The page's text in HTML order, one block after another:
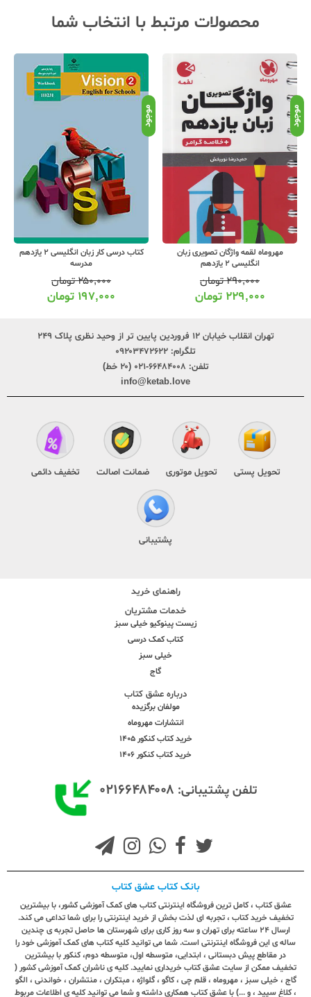
محصولات مرتبط با انتخاب شما
موجود
مهروماه لقمه واژگان تصویری زبان
انگلیسی 2 یازدهم
۲۹۰,۰۰۰تومان
۲۲۹,۰۰۰ تومان
موجود
کتاب درسی کار زبان انگلیسی 2 یازدهم
مدرسه
۲۵۰,۰۰۰تومان
۱۹۷,۰۰۰ تومان
تهران انقلاب خیابان ۱۲ فروردین پایین تر از وحید نظری پلاک ۲۴۹
تلگرام: ۰۹۲۰۳۴۷۲۶۲۲
تلفن: ۶۶۴۸۴۰۰۸-۰۲۱ (۲۰ خط)
info@ketab.love
تحویل پستی تحویل موتوری ضمانت اصالت تخفیف دائمی
پشتیبانی
راهنمای خرید
خدمات مشتریان
زیست پینوکیو خیلی سبز
کتاب کمک درسی
خیلی سبز
گاج
درباره عشق کتاب
مولفان برگزیده
انتشارات مهروماه
خرید کتاب کنکور 1405
خرید کتاب کنکور 1406
تلفن پشتیبانی: ۰۲۱۶۶۴۸۴۰۰۸
بانک کتاب عشق کتاب
عشق کتاب ، کامل ترین فروشگاه اینترنتی کتاب های کمک آموزشی کشور، با بیشترین
تخفیف خرید کتاب ، تجربه ای لذت بخش از خرید اینترنتی را برای شما تداعی می کند.
ارسال ٢٤ ساعته برای تهران و سه روز کاری برای شهرستان ها حاصل تجربه ی چندین
ساله ی این فروشگاه اینترنتی است. شما می توانید کلیه کتاب های کمک آموزشی خود را
در مقاطع پیش دبستانی ، ابتدایی، متوسطه اول، متوسطه دوم، کنکور با بیشترین
تخفیف ممکن از سایت عشق کتاب خریداری نمایید. کلیه ی ناشران کمک آموزشی کشور (
گاج ، خیلی سبز ، مهروماه ، قلم چی ، کاگو ، گلواژه ، مبتکران ، منتشران ، خواندنی ، الگو
، کلاغ سپید ، و ...) با عشق کتاب همکاری داشته و شما می توانید کلیه ی اطلاعات مربوط